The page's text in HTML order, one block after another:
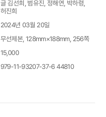
글 김선희, 범유진, 정해연, 박하령,
허진희
2024년 03월 20일
무선제본, 128mm×188mm, 256쪽
15,000
979-11-93207-37-6 44810